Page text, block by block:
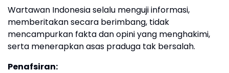
Wartawan Indonesia selalu menguji informasi,
memberitakan secara berimbang, tidak
mencampurkan fakta dan opini yang menghakimi,
serta menerapkan asas praduga tak bersalah.
Penafsiran: